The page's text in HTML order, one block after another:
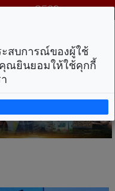
พ.ศ. 2569
ะสบการณ์ของผู้ใช้
คุณยินยอมให้ใช้คุกกี้